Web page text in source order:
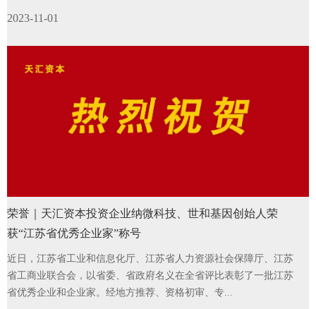
2023-11-01
荣誉｜天汇资本投资企业纳微科技、世和基因创始人荣
获“江苏省优秀企业家”称号
近日，江苏省工业和信息化厅、江苏省人力资源社会保障厅、江苏
省工商业联合会，以省委、省政府名义在全省评比表彰了一批江苏
省优秀企业和企业家。经地方推荐、资格初审、专...